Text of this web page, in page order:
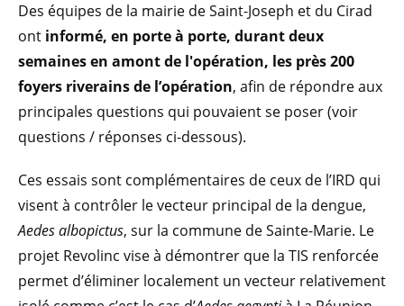
Des équipes de la mairie de Saint-Joseph et du Cirad
ont informé, en porte à porte, durant deux
semaines en amont de l'opération, les près 200
foyers riverains de l’opération, afin de répondre aux
principales questions qui pouvaient se poser (voir
questions / réponses ci-dessous).
Ces essais sont complémentaires de ceux de l’IRD qui
visent à contrôler le vecteur principal de la dengue,
Aedes albopictus, sur la commune de Sainte-Marie. Le
projet Revolinc vise à démontrer que la TIS renforcée
permet d’éliminer localement un vecteur relativement